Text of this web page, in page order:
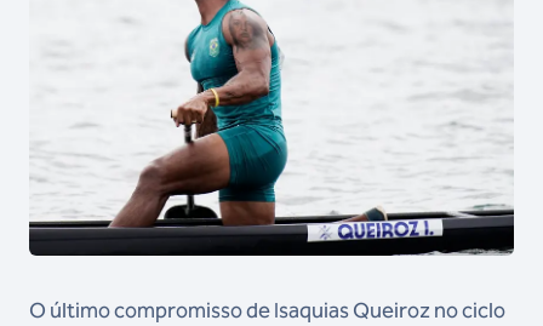
O último compromisso de Isaquias Queiroz no ciclo